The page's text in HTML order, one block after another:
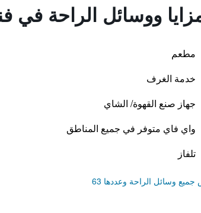
ووسائل الراحة في
مطعم
خدمة الغرف
جهاز صنع القهوة/ الشاي
واي فاي متوفر في جميع المناطق
تلفاز
وسائل الراحة وعددها 63